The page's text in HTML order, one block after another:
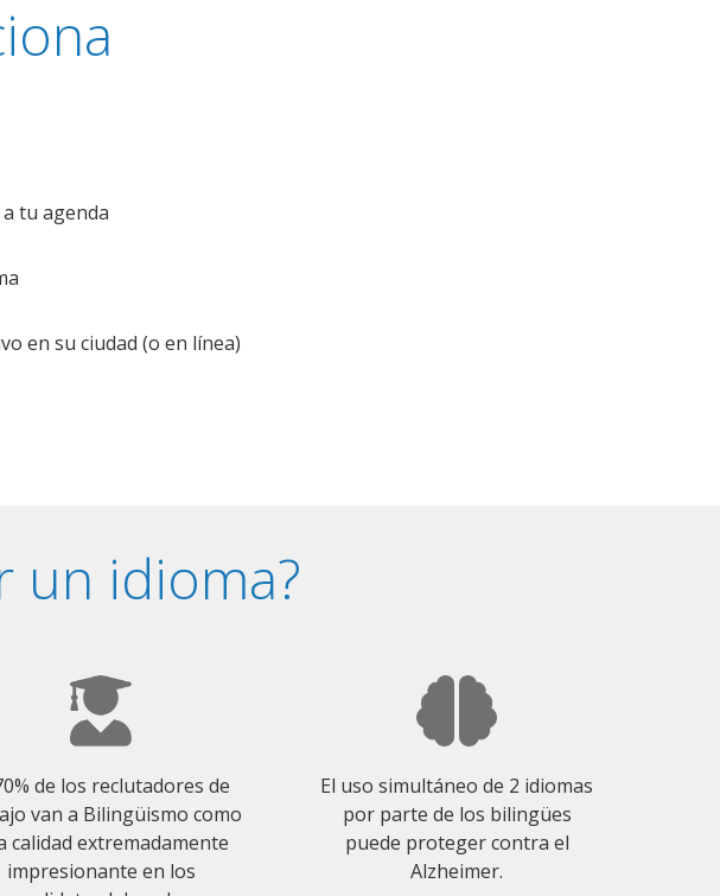
tu agenda
en su ciudad (o en línea)
un idioma?
de los reclutadores de
van a Bilingüismo como
calidad extremadamente
impresionante en los
El uso simultáneo de 2 idiomas
por parte de los bilingües
puede proteger contra el
Alzheimer.